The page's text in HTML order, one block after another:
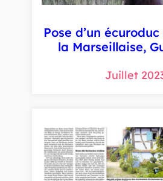
Pose d’un
la Marseillaise,
Juillet